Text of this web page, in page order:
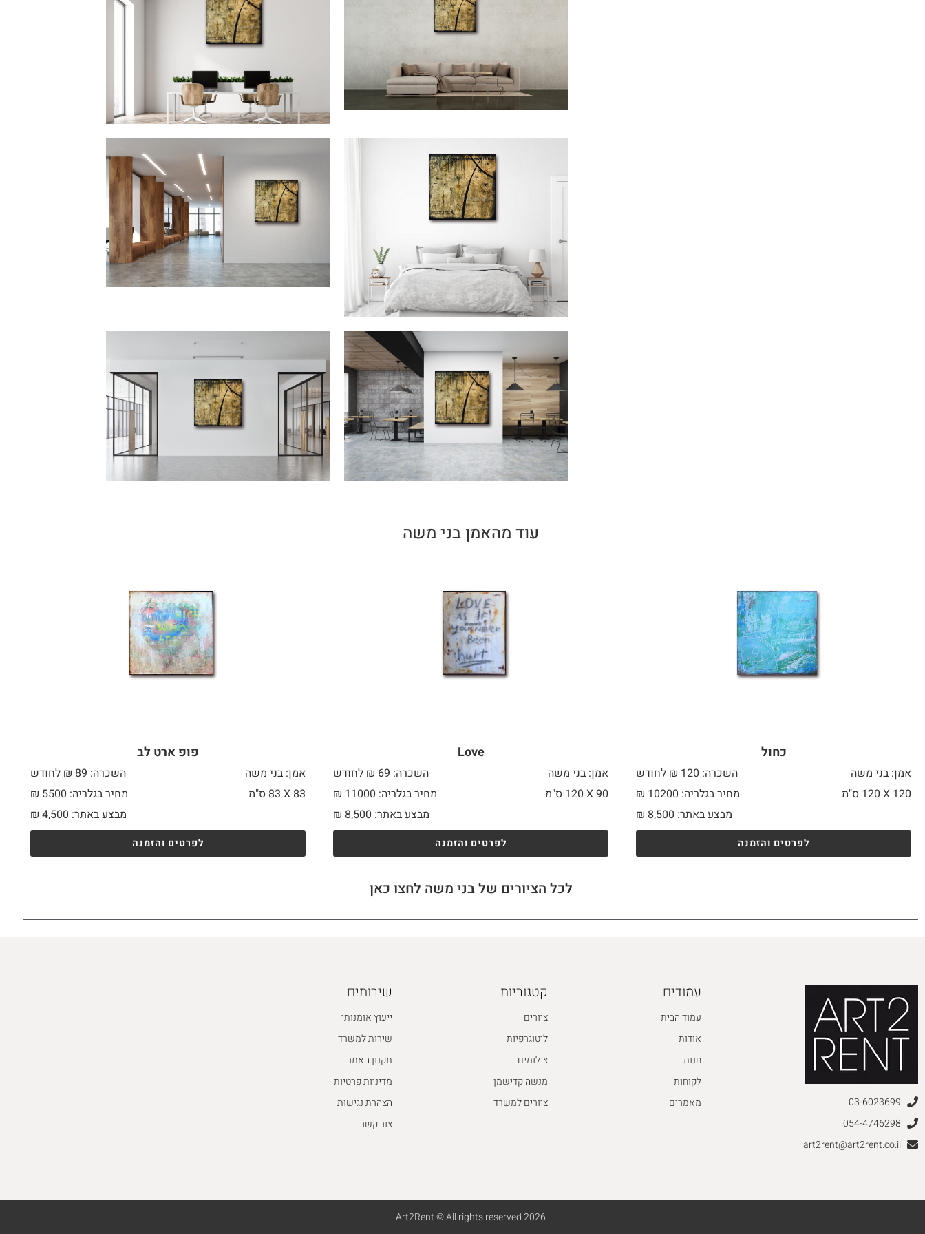
עוד מהאמן בני משה
כחול
אמן: בני משה
השכרה: 120 ₪ לחודש
120 X
מחיר בגלריה: 10200 ₪
מבצע באתר:
₪ 8,500
לפרטים והזמנה
Love
אמן: בני משה
השכרה: 69 ₪ לחודש
90 X
מחיר בגלריה: 11000 ₪
מבצע באתר:
₪ 8,500
לפרטים והזמנה
פופ ארט לב
אמן: בני משה
השכרה: 89 ₪ לחודש
83 X
מחיר בגלריה: 5500 ₪
מבצע באתר:
₪ 4,500
לפרטים והזמנה
לכל הציורים של בני משה לחצו כאן
03-6023699
054-4746298
art2rent@art2rent.co.il
עמודים
עמוד הבית
אודות
חנות
לקוחות
מאמרים
קטגוריות
ציורים
ליטוגרפיות
צילומים
מנשה קדישמן
ציורים למשרד
שירותים
ייעוץ אומנותי
שירות למשרד
תקנון האתר
מדיניות פרטיות
הצהרת נגישות
צור קשר
2026 Art2Rent © All rights reserved